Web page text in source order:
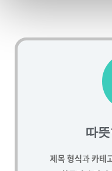
따
제목 형식과카테